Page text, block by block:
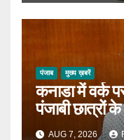
पंजाब मुख्य ख़बरें
कनाडा में वर्क
पंजाबी छात्रों
AUG 7, 2026